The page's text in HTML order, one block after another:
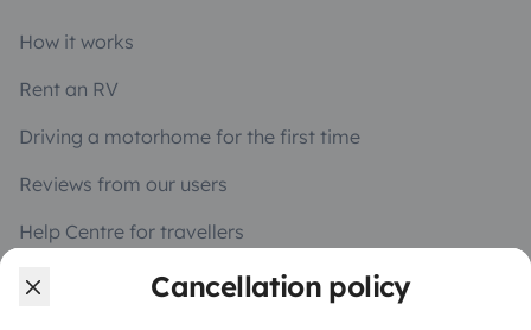
Cancellation policy
How it works
Rent an RV
Driving a motorhome for the first time
Reviews from our users
Help Centre for travellers